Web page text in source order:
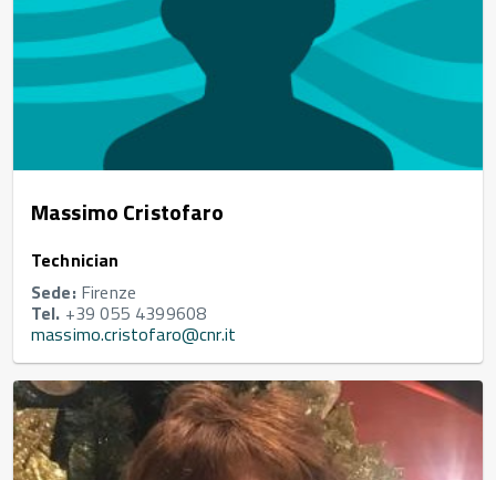
Massimo Cristofaro
Technician
Sede:Firenze
Tel. +39 055 4399608
massimo.cristofaro@cnr.it